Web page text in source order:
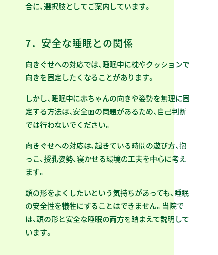
合に、選択肢としてご案内しています。
7．安全な睡眠との関係
向きぐせへの対応では、睡眠中に枕やクッションで
向きを固定したくなることがあります。
しかし、睡眠中に赤ちゃんの向きや姿勢を無理に固
定する方法は、安全面の問題があるため、自己判断
では行わないでください。
向きぐせへの対応は、起きている時間の遊び方、抱
っこ、授乳姿勢、寝かせる環境の工夫を中心に考え
ます。
頭の形をよくしたいという気持ちがあっても、睡眠
の安全性を犠牲にすることはできません。当院で
は、頭の形と安全な睡眠の両方を踏まえて説明して
います。